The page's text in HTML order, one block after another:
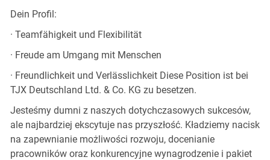
Dein Profil:
· Teamfähigkeit und Flexibilität
· Freude am Umgang mit Menschen
· Freundlichkeit und Verlässlichkeit Diese Position ist bei
TJX Deutschland Ltd. & Co. KG zu besetzen.
Jesteśmy dumni z naszych dotychczasowych sukcesów,
ale najbardziej ekscytuje nas przyszłość. Kładziemy nacisk
na zapewnianie możliwości rozwoju, docenianie
pracowników oraz konkurencyjne wynagrodzenie i pakiet